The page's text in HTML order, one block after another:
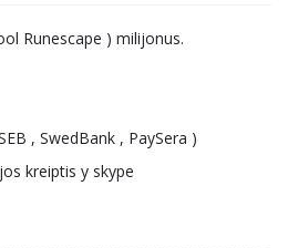
Runescape ) milijonus.
, SwedBank , PaySera )
kreiptis y skype